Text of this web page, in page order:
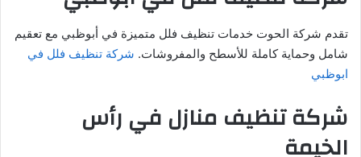
تقدم شركة الحوت خدمات تنظيف فلل متميزة في أبوظبي مع تعقيم
شامل وحماية كاملة للأسطح والمفروشات. شركة تنظيف فلل في
ابوظبي
شركة تنظيف منازل في رأس
الخيمة